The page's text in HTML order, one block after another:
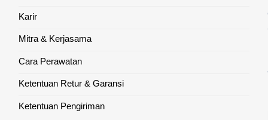
Karir
Mitra & Kerjasama
Cara Perawatan
Ketentuan Retur & Garansi
Ketentuan Pengiriman